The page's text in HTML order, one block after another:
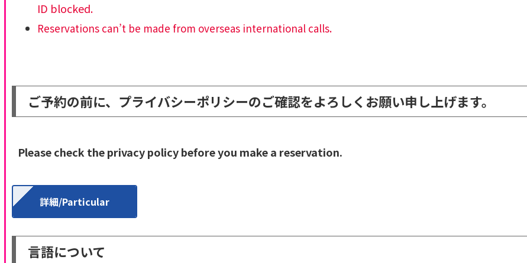
ID blocked.
Reservations can’t be made from overseas international calls.
ご予約の前に、プライバシーポリシーのご確認をよろしくお願い申し上げます。
Please check the privacy policy before you make a reservation.
詳細/Particular
言語について